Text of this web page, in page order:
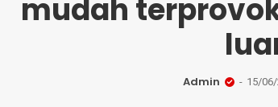
mudah
Admin 15/06/